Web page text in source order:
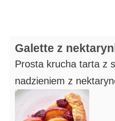
Galette z
Prosta krucha tarta z
nadzieniem z